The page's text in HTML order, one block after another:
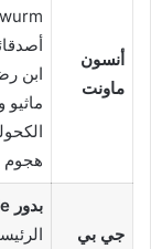
أنسون
ماونت
ابن
ماثيو
هجوم
جي بي
بدور Terrorblade. Terrorblade